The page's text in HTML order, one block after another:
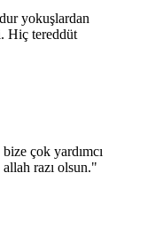
yokuşlardan
Hiç tereddüt
çok yardımcı
razı olsun."